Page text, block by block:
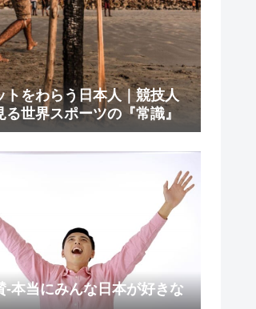
トをわらう日本人｜競技人
る世界スポーツの『常識』
-本当にみんな日本が好きな